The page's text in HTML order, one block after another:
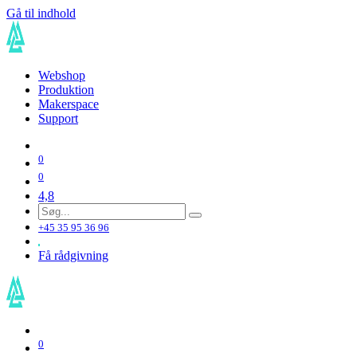
Gå til indhold
Webshop
Produktion
Makerspace
Support
0
0
4,8
+45 35 95 36 96
Få rådgivning
0